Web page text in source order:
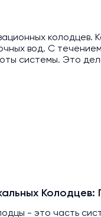
колодцев.
вод. С
системы. Это
Колодцев:
- это часть